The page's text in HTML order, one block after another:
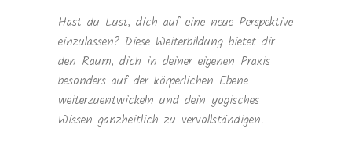
Hast du Lust, dich auf eine neue Perspektive
einzulassen? Diese Weiterbildung bietet dir
den Raum, dich in deiner eigenen Praxis
besonders auf der körperlichen Ebene
weiterzuentwickeln und dein yogisches
Wissen ganzheitlich zu vervollständigen.